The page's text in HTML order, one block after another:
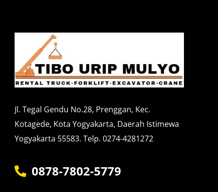
Jl. Tegal Gendu No.28, Prenggan, Kec.
Kotagede, Kota Yogyakarta, Daerah Istimewa
Yogyakarta 55583. Telp. 0274-4281272
0878-7802-5779